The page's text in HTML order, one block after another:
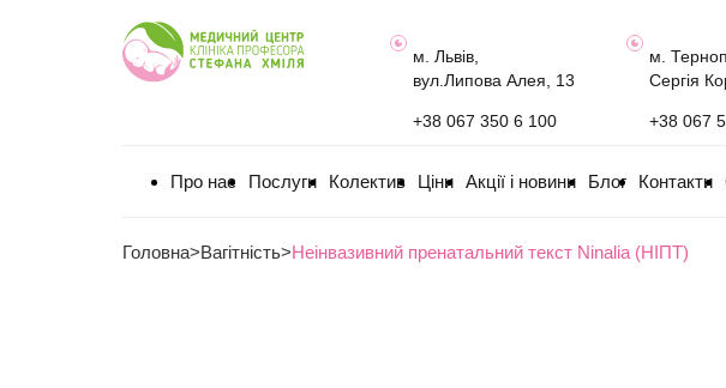
м. Львів,
вул.Липова Алея, 13
+38 067 350 6 100
м.
Сергія
+38 067
Про нас Послуги Колектив Ціни Акції і новини Блог Контакти
Головна>Вагітність>Неінвазивний пренатальний текст Ninalia (НІПТ)